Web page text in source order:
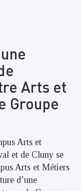
Arts et
Groupe
Arts et
et de Cluny se
Arts et Métiers
d’une